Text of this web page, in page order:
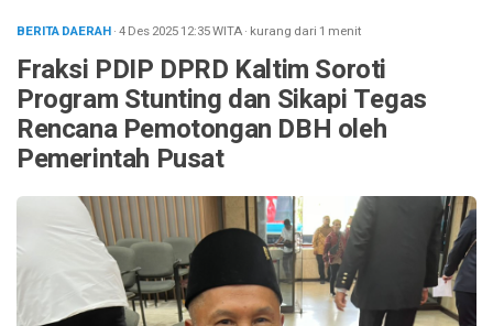
BERITA DAERAH· 4 Des 202512:35WITA· kurang dari 1 menit
Fraksi PDIP DPRD Kaltim Soroti
Program Stunting dan Sikapi Tegas
Rencana Pemotongan DBH oleh
Pemerintah Pusat